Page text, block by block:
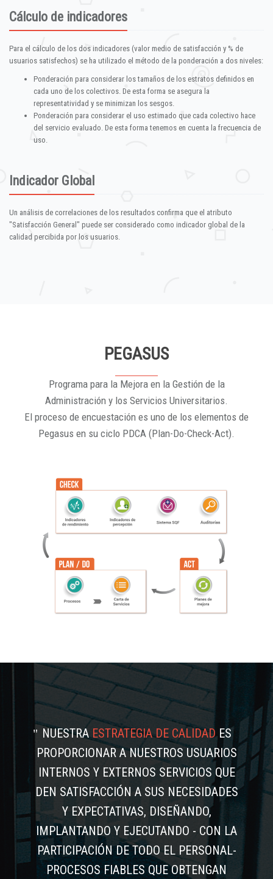
Cálculo de indicadores
Para el cálculo de los dos indicadores (valor medio de satisfacción y % de
usuarios satisfechos) se ha utilizado el método de la ponderación a dos niveles:
Ponderación para considerar los tamaños de los estratos definidos en
cada uno de los colectivos. De esta forma se asegura la
representatividad y se minimizan los sesgos.
Ponderación para considerar el uso estimado que cada colectivo hace
del servicio evaluado. De esta forma tenemos en cuenta la frecuencia de
uso.
Indicador Global
Un análisis de correlaciones de los resultados confirma que el atributo
"Satisfacción General" puede ser considerado como indicador global de la
calidad percibida por los usuarios.
PEGASUS
Programa para la Mejora en la Gestión de la
Administración y los Servicios Universitarios.
El proceso de encuestación es uno de los elementos de
Pegasus en su ciclo PDCA (Plan-Do-Check-Act).
NUESTRAESTRATEGIA DE CALIDADES
PROPORCIONAR A NUESTROS USUARIOS
INTERNOS Y EXTERNOS SERVICIOS QUE
DEN SATISFACCIÓN A SUS NECESIDADES
Y EXPECTATIVAS, DISEÑANDO,
IMPLANTANDO Y EJECUTANDO - CON LA
PARTICIPACIÓN DE TODO EL PERSONAL-
PROCESOS FIABLES QUE OBTENGAN